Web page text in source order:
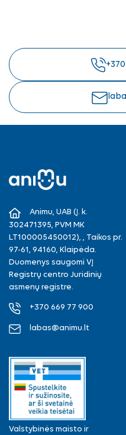
Animu, UAB (Į. k.
302471395, PVM MK
LT100005450012), , Taikos pr.
97-61, 94160, Klaipėda.
Duomenys saugomi VĮ
Registrų centro Juridinių
asmenų registre.
+370 669 77 900
labas@animu.lt
Valstybinės maisto ir